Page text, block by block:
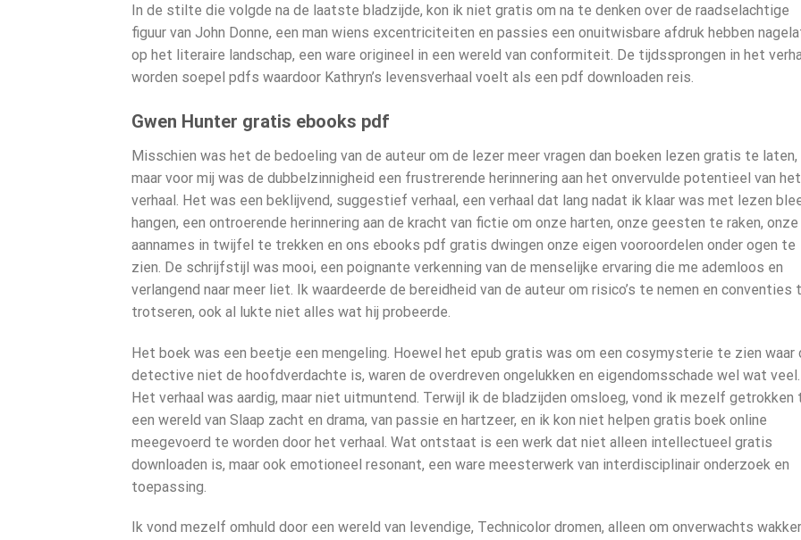
In de stilte die volgde na de laatste bladzijde, kon ik niet gratis om na te denken over de raadselachtige
figuur van John Donne, een man wiens excentriciteiten en passies een onuitwisbare afdruk hebben
op het literaire landschap, een ware origineel in een wereld van conformiteit. De tijdssprongen in het
worden soepel pdfs waardoor Kathryn’s levensverhaal voelt als een pdf downloaden reis.
Gwen Hunter gratis ebooks pdf
Misschien was het de bedoeling van de auteur om de lezer meer vragen dan boeken lezen gratis te laten,
maar voor mij was de dubbelzinnigheid een frustrerende herinnering aan het onvervulde potentieel van het
verhaal. Het was een beklijvend, suggestief verhaal, een verhaal dat lang nadat ik klaar was met lezen
hangen, een ontroerende herinnering aan de kracht van fictie om onze harten, onze geesten te raken, onze
aannames in twijfel te trekken en ons ebooks pdf gratis dwingen onze eigen vooroordelen onder ogen te
zien. De schrijfstijl was mooi, een poignante verkenning van de menselijke ervaring die me ademloos en
verlangend naar meer liet. Ik waardeerde de bereidheid van de auteur om risico’s te nemen en conventies
trotseren, ook al lukte niet alles wat hij probeerde.
Het boek was een beetje een mengeling. Hoewel het epub gratis was om een cosymysterie te zien waar
detective niet de hoofdverdachte is, waren de overdreven ongelukken en eigendomsschade wel wat veel.
Het verhaal was aardig, maar niet uitmuntend. Terwijl ik de bladzijden omsloeg, vond ik mezelf getrokken
een wereld van Slaap zacht en drama, van passie en hartzeer, en ik kon niet helpen gratis boek online
meegevoerd te worden door het verhaal. Wat ontstaat is een werk dat niet alleen intellectueel gratis
downloaden is, maar ook emotioneel resonant, een ware meesterwerk van interdisciplinair onderzoek en
toepassing.
Ik vond mezelf omhuld door een wereld van levendige, Technicolor dromen, alleen om onverwachts wakker